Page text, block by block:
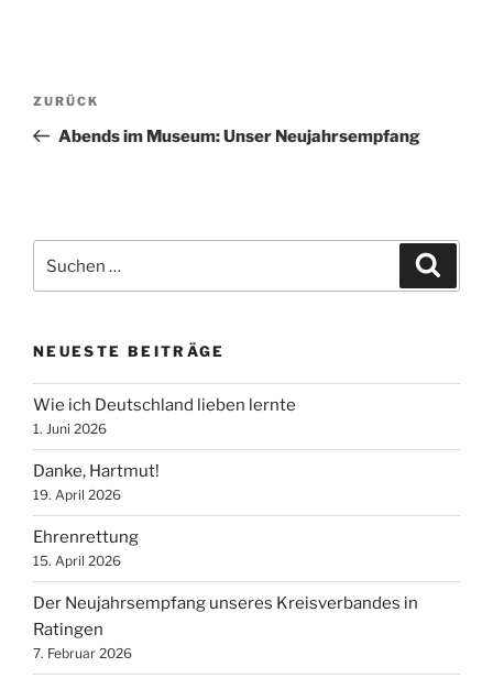
Beitragsnavigation
Vorheriger
Beitrag
ZURÜCK
Abends im Museum: Unser Neujahrsempfang
nach:
NEUESTE BEITRÄGE
Wie ich Deutschland lieben lernte
1. Juni 2026
Danke, Hartmut!
19. April 2026
Ehrenrettung
15. April 2026
Der Neujahrsempfang unseres Kreisverbandes in
Ratingen
7. Februar 2026